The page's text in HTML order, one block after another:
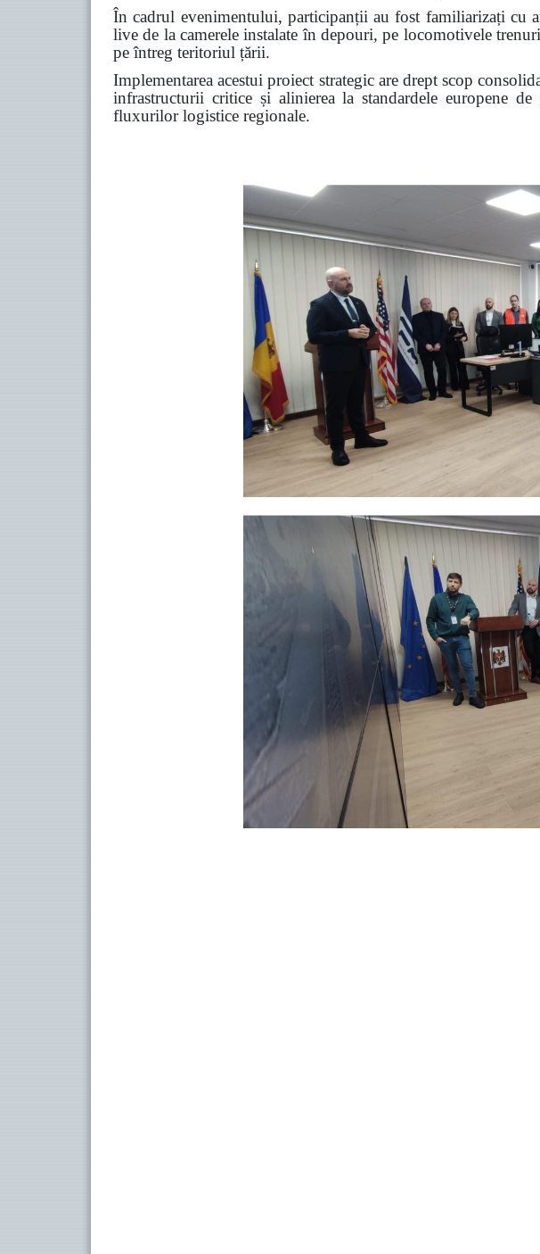
În cadrul evenimentului, participanții au fost familiarizați cu
live de la camerele instalate în depouri, pe locomotivele
pe întreg teritoriul țării.
Implementarea acestui proiect strategic are drept scop
infrastructurii critice și alinierea la standardele europene
fluxurilor logistice regionale.